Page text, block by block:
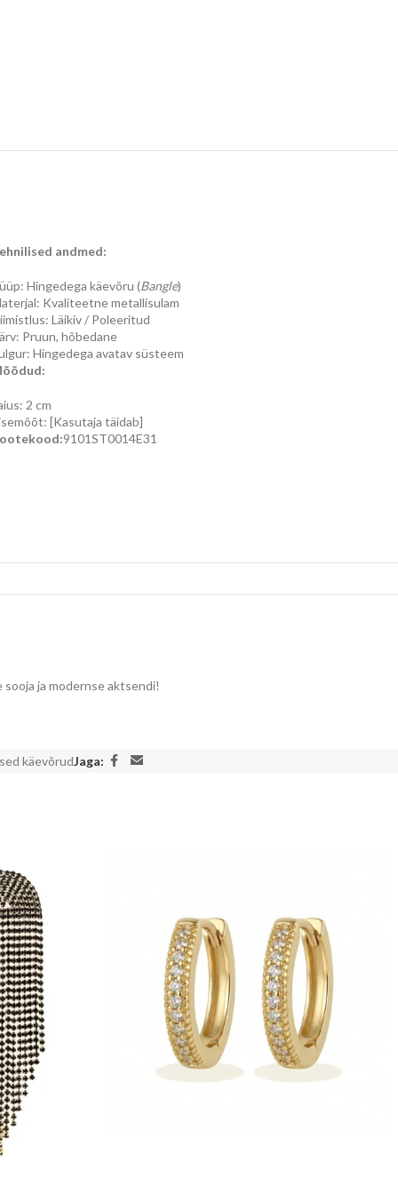
andmed:
Hingedega käevõru (Bangle)
Kvaliteetne metallisulam
Läikiv / Poleeritud
Pruun, hõbedane
Hingedega avatav süsteem
2 cm
[Kasutaja täidab]
9101ST0014E31
sooja ja modernse aktsendi!
käevõrudJaga: